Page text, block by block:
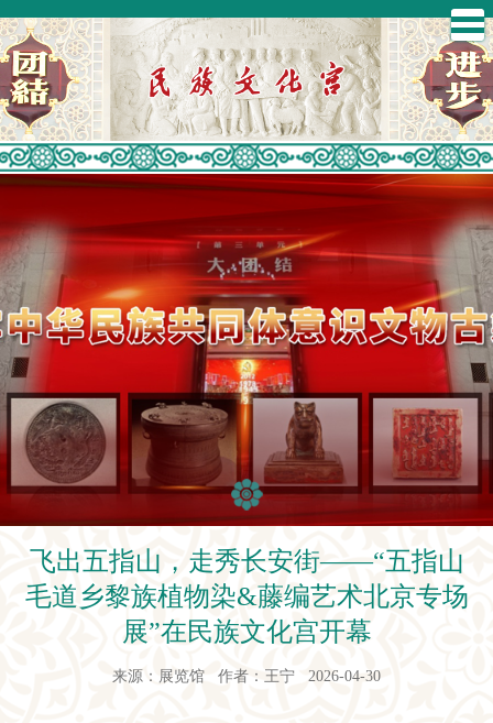
飞出五指山，走秀长安街——“五指山
毛道乡黎族植物染&藤编艺术北京专场
展”在民族文化宫开幕
来源：展览馆 作者：王宁 2026-04-30